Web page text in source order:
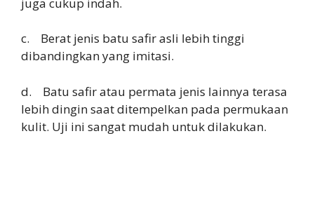
c. Berat jenis batu safir asli lebih tinggi
dibandingkan yang imitasi.
d. Batu safir atau permata jenis lainnya terasa
lebih dingin saat ditempelkan pada permukaan
kulit. Uji ini sangat mudah untuk dilakukan.